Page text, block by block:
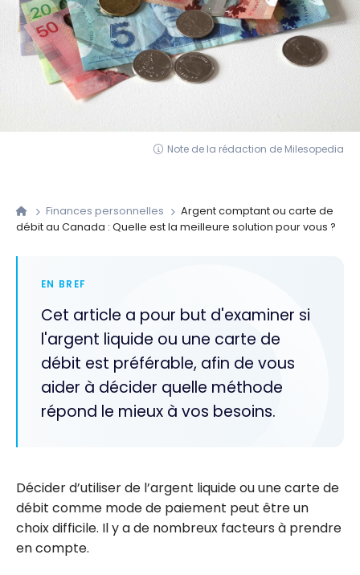
Note de la rédaction de Milesopedia
Finances personnelles
Argent comptant ou carte de
débit au Canada : Quelle est la meilleure solution pour vous ?
EN BREF
Cet article a pour but d'examiner si
l'argent liquide ou une carte de
débit est préférable, afin de vous
aider à décider quelle méthode
répond le mieux à vos besoins.
Décider d’utiliser de l’argent liquide ou une carte de
débit comme mode de paiement peut être un
choix difficile. Il y a de nombreux facteurs à prendre
en compte.